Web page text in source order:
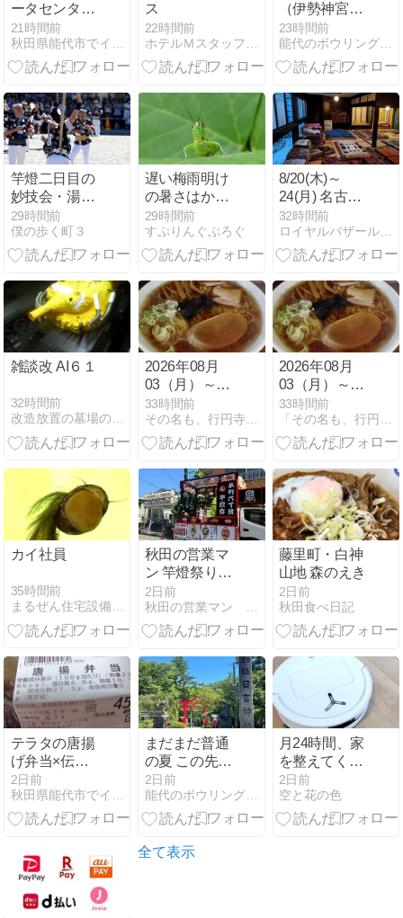
ータセンター
×秋田市×ドバ
イ案件
21時間前
ス
22時間前
（伊勢神宮）
宇治橋 朝日 ご
家族連れ 放課
後クラブ 明日
12日（水）は
お休みです 長
時間勤務
23時間前
能代のボウリング場の爺やのブログ
竿燈二日目の
妙技会・湯沢
の七夕絵どう
ろうまつりへ
29時間前
僕の歩く町３
遅い梅雨明け
の暑さはから
りと
29時間前
すぷりんぐぶろぐ
8/20(木)～
24(月) 名古屋
市の「徳川古
民家ギャラリ
ー結-
てバザール!!
32時間前
ロイヤルバザールな日々
雑談改 AI６１
32時間前
改造放置の墓場のセレナーデ
2026年08月
03（月）～
06（木）七夕
絵灯ろう祭り
33時間前
その名も、行円寺（ぎょうえんじ）
2026年08月
03（月）～
06（木）七夕
絵灯ろう祭り
33時間前
カイ社員
35時間前
まるぜん住宅設備ブログ「いつも前むき」
秋田の営業マ
ン 竿燈祭り3
日目
2日前
藤里町・白神
山地 森のえき
2日前
秋田食べ日記
テラタの唐揚
げ弁当×伝統
の味
2日前
秋田県能代市でイキテルブログ
まだまだ普通
の夏 この先
は？ 家庭 実家
仕事 作業 心理
的プレッシャ
顔が救い
2日前
能代のボウリング場の爺やのブログ
月24時間、家
を整えてくれ
る存在。ロボ
ット掃除機と
暮らして4か
2日前
空と花の色
全て表示